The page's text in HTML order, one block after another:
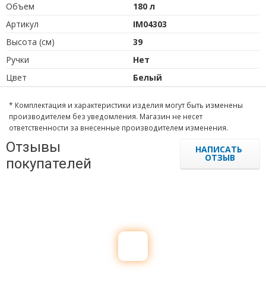
Объем
180 л
Артикул
IM04303
Высота (см)
39
Ручки
Нет
Цвет
Белый
* Комплектация и характеристики изделия могут быть изменены
производителем без уведомления. Магазин не несет
ответственности за внесенные производителем изменения.
Отзывы
покупателей
НАПИСАТЬ
ОТЗЫВ